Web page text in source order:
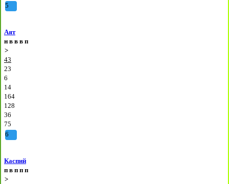
5
Аят
н в в в п
>
43
23
6
14
164
128
36
75
6
Каспий
п в п п п
>